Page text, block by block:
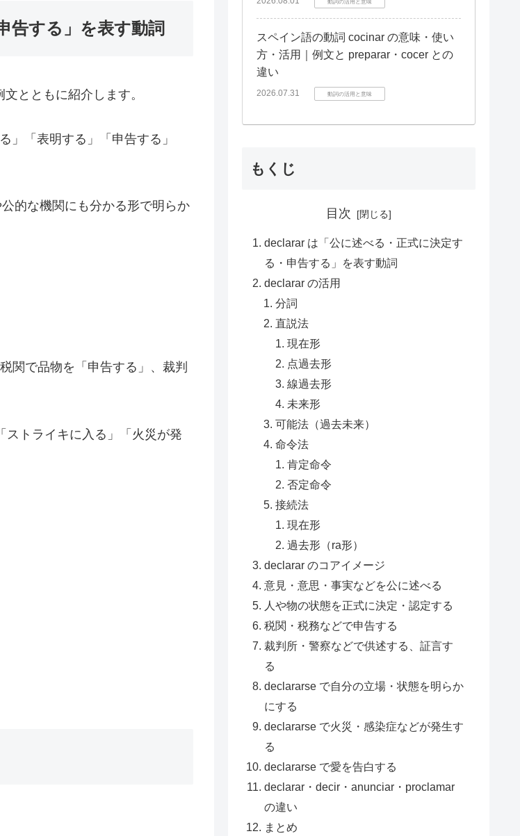
告する」を表す動詞
とともに紹介します。
」「表明する」「申告する」
的な機関にも分かる形で明らか
関で品物を「申告する」、裁判
ストライキに入る」「火災が発
スペイン語の動詞 cocinar の意味・使い
方・活用｜例文と preparar・cocer との
違い
2026.07.31 動詞の活用と意味
もくじ
目次
declarar は「公に述べる・正式に決定す
る・申告する」を表す動詞
declarar の活用
分詞
直説法
現在形
点過去形
線過去形
未来形
可能法（過去未来）
命令法
肯定命令
否定命令
接続法
現在形
過去形（ra形）
declarar のコアイメージ
意見・意思・事実などを公に述べる
人や物の状態を正式に決定・認定する
税関・税務などで申告する
裁判所・警察などで供述する、証言す
る
declararse で自分の立場・状態を明らか
にする
declararse で火災・感染症などが発生す
る
declararse で愛を告白する
declarar・decir・anunciar・proclamar
の違い
まとめ